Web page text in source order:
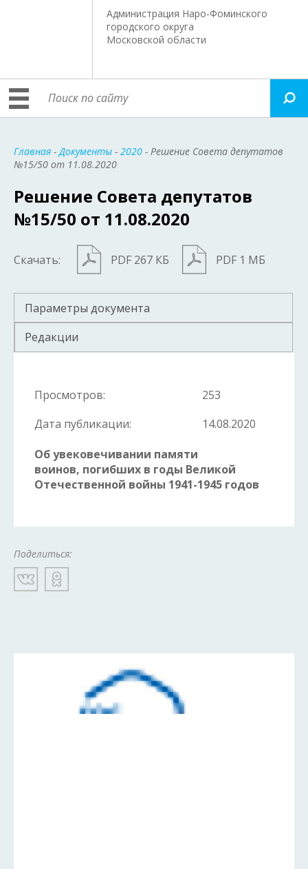
Администрация Наро-Фоминского
городского округа
Московской области
Главная -Документы - 2020 - Решение Совета депутатов
№15/50 от 11.08.2020
Решение Совета депутатов
№15/50 от 11.08.2020
Скачать: PDF 267 КБ PDF 1 МБ
Параметры документа
Редакции
Просмотров:
253
Дата публикации:
14.08.2020
Об увековечивании памяти
воинов, погибших в годы Великой
Отечественной войны 1941-1945 годов
Поделиться: